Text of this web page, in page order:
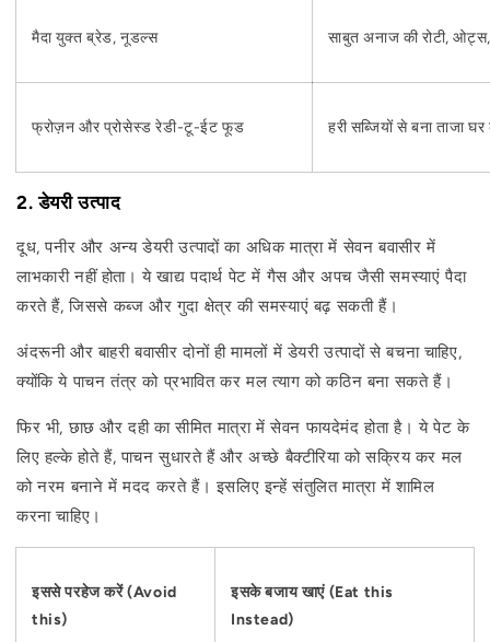
मैदा युक्त ब्रेड, नूडल्स साबुत अनाज की रोटी, ओट्स,
फ्रोज़न और प्रोसेस्ड रेडी-टू-ईट फूड हरी सब्जियों से बना ताजा घर
2. डेयरी उत्पाद
दूध, पनीर और अन्य डेयरी उत्पादों का अधिक मात्रा में सेवन बवासीर में
लाभकारी नहीं होता। ये खाद्य पदार्थ पेट में गैस और अपच जैसी समस्याएं पैदा
करते हैं, जिससे कब्ज और गुदा क्षेत्र की समस्याएं बढ़ सकती हैं।
अंदरूनी और बाहरी बवासीर दोनों ही मामलों में डेयरी उत्पादों से बचना चाहिए,
क्योंकि ये पाचन तंत्र को प्रभावित कर मल त्याग को कठिन बना सकते हैं।
फिर भी, छाछ और दही का सीमित मात्रा में सेवन फायदेमंद होता है। ये पेट के
लिए हल्के होते हैं, पाचन सुधारते हैं और अच्छे बैक्टीरिया को सक्रिय कर मल
को नरम बनाने में मदद करते हैं। इसलिए इन्हें संतुलित मात्रा में शामिल
करना चाहिए।
इससे परहेज करें (Avoid
this)
इसके बजाय खाएं (Eat this
Instead)